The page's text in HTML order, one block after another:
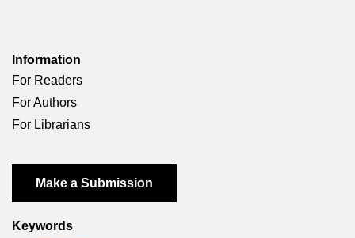
Information
For Readers
For Authors
For Librarians
Make a Submission
Keywords